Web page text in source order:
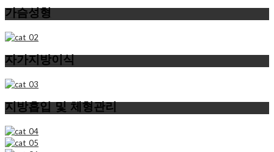
가슴성형
자가지방이식
지방흡입 및 체형관리